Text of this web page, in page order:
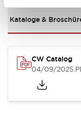
Kataloge &
CW Catalog
04/09/2025